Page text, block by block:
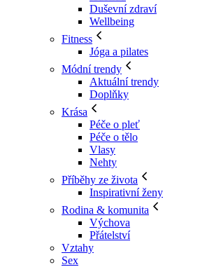
Duševní zdraví
Wellbeing
Fitness
Jóga a pilates
Módní trendy
Aktuální trendy
Doplňky
Krása
Péče o pleť
Péče o tělo
Vlasy
Nehty
Příběhy ze života
Inspirativní ženy
Rodina & komunita
Výchova
Přátelství
Vztahy
Sex